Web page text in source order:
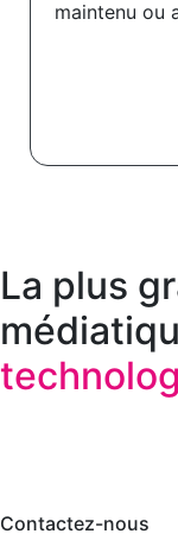
maintenu ou
La plus
Contactez-nous